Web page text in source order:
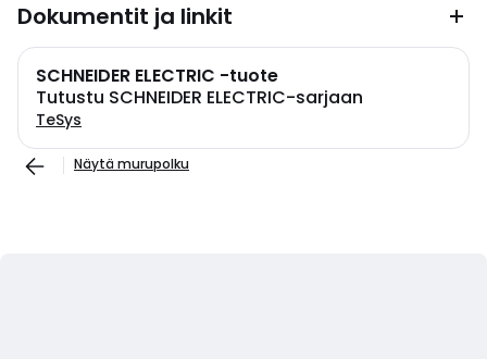
Dokumentit ja linkit
SCHNEIDER ELECTRIC -tuote
Tutustu SCHNEIDER ELECTRIC-sarjaan
TeSys
Näytä murupolku